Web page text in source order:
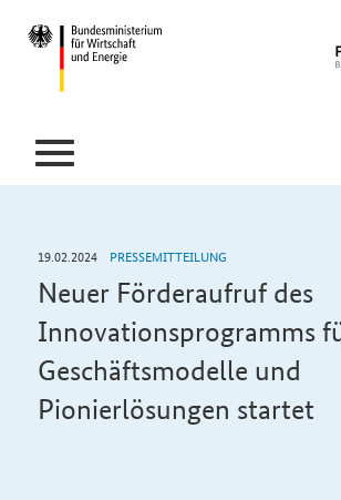
19.02.2024 PRESSEMITTEILUNG
Neuer Förderaufruf des
Innovationsprogramms
Geschäftsmodelle und
Pionierlösungen startet